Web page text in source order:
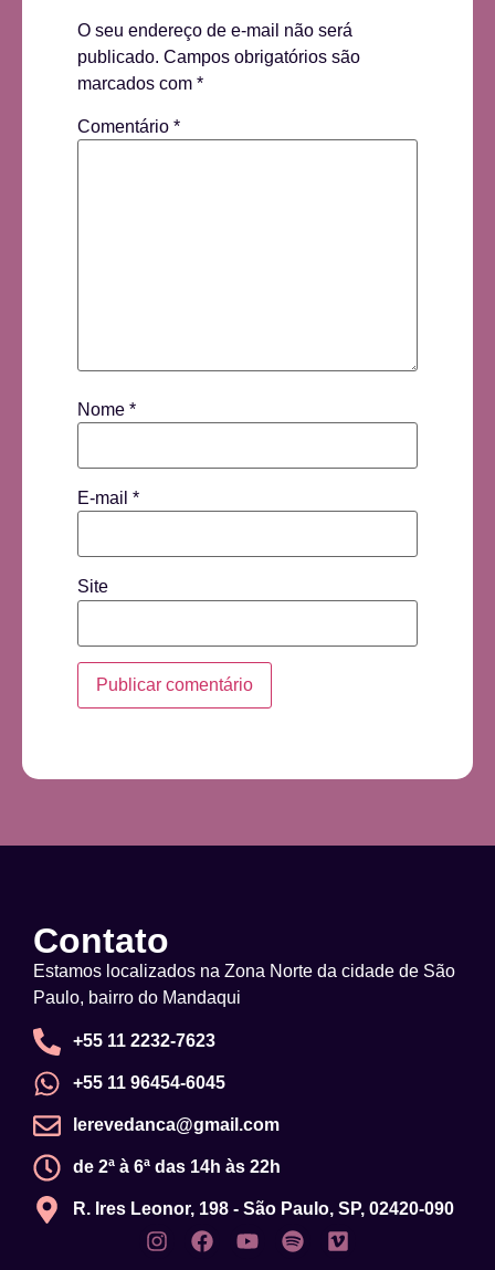
O seu endereço de e-mail não será
publicado. Campos obrigatórios são
marcados com *
Comentário *
Nome *
E-mail *
Site
Contato
Estamos localizados na Zona Norte da cidade de São
Paulo, bairro do Mandaqui
+55 11 2232-7623
+55 11 96454-6045
lerevedanca@gmail.com
de 2ª à 6ª das 14h às 22h
R. Ires Leonor, 198 - São Paulo, SP, 02420-090